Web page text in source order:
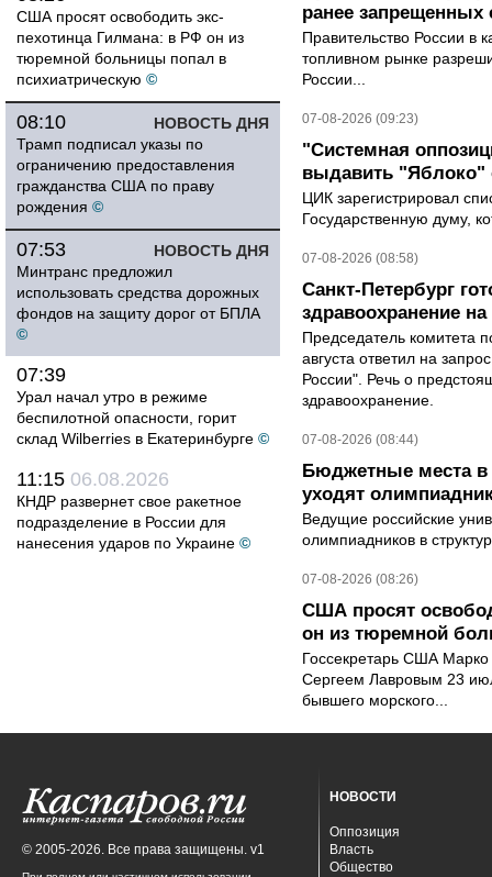
США просят освободить экс-
пехотинца Гилмана: в РФ он из
тюремной больницы попал в
психиатрическую ©
НОВОСТЬ ДНЯ
08:10
Трамп подписал указы по
ограничению предоставления
гражданства США по праву
рождения ©
НОВОСТЬ ДНЯ
07:53
Минтранс предложил
использовать средства дорожных
фондов на защиту дорог от БПЛА
©
07:39
Урал начал утро в режиме
беспилотной опасности, горит
склад Wilberries в Екатеринбурге ©
11:15 06.08.2026
КНДР развернет свое ракетное
подразделение в России для
нанесения ударов по Украине ©
ранее запрещенных
Правительство России в
топливном рынке
России...
07-08-2026 (09:23)
"Системная
выдавить "Яблоко"
ЦИК зарегистрировал
Государственную думу,
07-08-2026 (08:58)
Санкт-Петербург
здравоохранение на
Председатель комитета
августа ответил на
России". Речь о
здравоохранение.
07-08-2026 (08:44)
Бюджетные места в
уходят
Ведущие российские
олимпиадников в
07-08-2026 (08:26)
США просят
он из тюремной
Госсекретарь США
Сергеем Лавровым 23
бывшего морского...
© 2005-2026. Все права защищены. v1
НОВОСТИ
Оппозиция
Власть
Общество